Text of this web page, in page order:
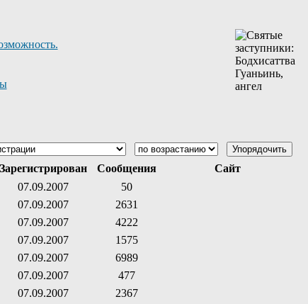
Зарегистрирован Сообщения
Сайт
07.09.2007
50
07.09.2007
2631
07.09.2007
4222
07.09.2007
1575
07.09.2007
6989
07.09.2007
477
07.09.2007
2367